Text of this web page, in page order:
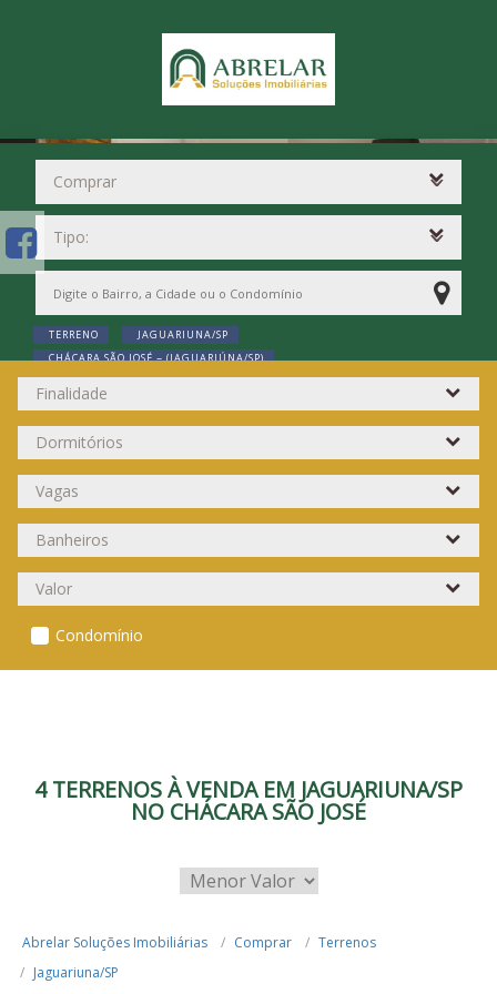
TERRENO
JAGUARIUNA/SP
CHÁCARA SÃO JOSÉ ~ (JAGUARIÚNA/SP)
Condomínio
4 TERRENOS À VENDA EM JAGUARIUNA/SP
NO CHÁCARA SÃO JOSÉ
Abrelar Soluções Imobiliárias Comprar
Terrenos
Jaguariuna/SP